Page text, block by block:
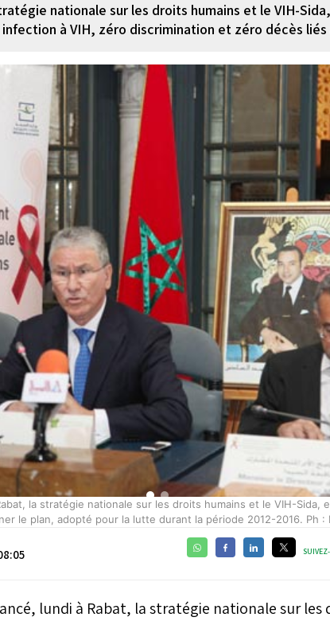
nationale sur les droits humains et le VIH-
à VIH, zéro discrimination et zéro décès liés
en partenariat avec le
Ph : MAP
lundi à Rabat, la stratégie nationale sur